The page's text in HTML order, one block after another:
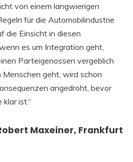
von einem langwierigen
für die Automobilindustrie
die Einsicht in diesen
es um Integration geht,
Parteigenossen vergeblich
geht, wird schon
angedroht, bevor
ist.“
Maxeiner, Frankfurt